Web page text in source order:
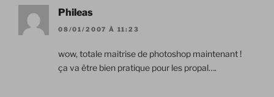
Phileas
08/01/2007 À 11:23
wow, totale maitrise de photoshop maintenant !
ça va être bien pratique pour les propal….